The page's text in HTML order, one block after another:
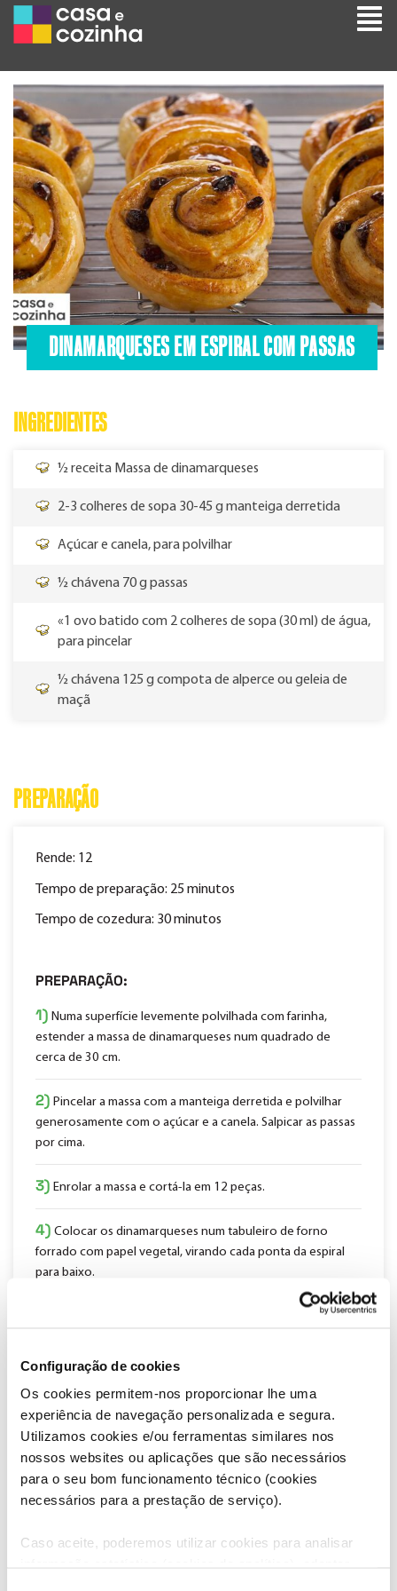
Configuração de cookies
Os cookies permitem-nos proporcionar lhe uma
experiência de navegação personalizada e segura.
Utilizamos cookies e/ou ferramentas similares nos
nossos websites ou aplicações que são necessários
para o seu bom funcionamento técnico (cookies
necessários para a prestação de serviço).
Caso aceite, poderemos utilizar cookies para analisar
DINAMARQUESES EM ESPIRAL COM PASSAS
INGREDIENTES
½ receita Massa de dinamarqueses
2-3 colheres de sopa 30-45 g manteiga derretida
Açúcar e canela, para polvilhar
½ chávena 70 g passas
«1 ovo batido com 2 colheres de sopa (30 ml) de água,
para pincelar
½ chávena 125 g compota de alperce ou geleia de
maçã
PREPARAÇÃO
Rende: 12
Tempo de preparação: 25 minutos
Tempo de cozedura: 30 minutos
PREPARAÇÃO:
1) Numa superfície levemente polvilhada com farinha,
estender a massa de dinamarqueses num quadrado de
cerca de 30 cm.
2) Pincelar a massa com a manteiga derretida e polvilhar
generosamente com o açúcar e a canela. Salpicar as passas
por cima.
3) Enrolar a massa e cortá-la em 12 peças.
4) Colocar os dinamarqueses num tabuleiro de forno
forrado com papel vegetal, virando cada ponta da espiral
para baixo.
Cobrir com um pano de cozinha e deixar levedar à
quase duplicarem de tamanho.
6) Pré-aquecer o forno a 190 °C.
7)
levar ao forno durante 25 a 30 minutos, até ficarem
dourados.
no tabuleiro.